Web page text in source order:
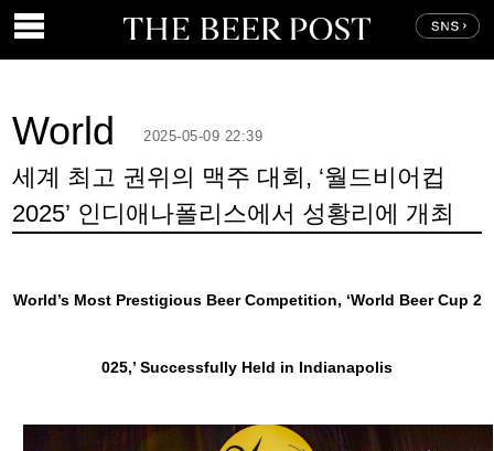
World
세계 최고 권위의 맥주 대회, ‘월드비어컵
2025’ 인디애나폴리스에서 성황리에 개최
2025-05-09 22:39
World’s Most Prestigious Beer Competition, ‘World Beer Cup 2
025,’ Successfully Held in Indianapolis